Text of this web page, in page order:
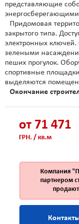
представляющие
Придомовая
закрытого типа.
электронных ключей.
зелеными
пеших прогулок.
спортивные
выделяются
Окончание
от 71 471
ГРН. / кв.м
Компания
партнером